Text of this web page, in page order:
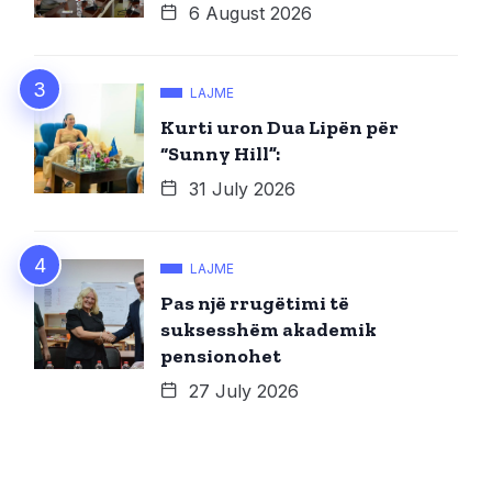
6 August 2026
LAJME
Kurti uron Dua Lipën për
“Sunny Hill”:
31 July 2026
LAJME
Pas një rrugëtimi të
suksesshëm akademik
pensionohet
27 July 2026